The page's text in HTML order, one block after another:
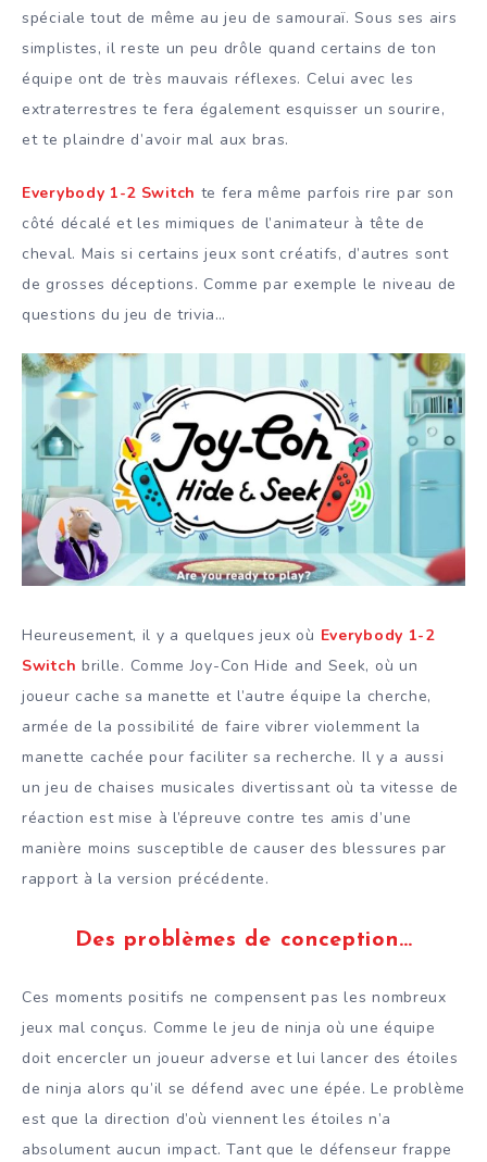
spéciale tout de même au jeu de samouraï. Sous ses airs
simplistes, il reste un peu drôle quand certains de ton
équipe ont de très mauvais réflexes. Celui avec les
extraterrestres te fera également esquisser un sourire,
et te plaindre d’avoir mal aux bras.
Everybody 1-2 Switch te fera même parfois rire par son
côté décalé et les mimiques de l’animateur à tête de
cheval. Mais si certains jeux sont créatifs, d’autres sont
de grosses déceptions. Comme par exemple le niveau de
questions du jeu de trivia…
Heureusement, il y a quelques jeux où Everybody 1-2
Switch brille. Comme Joy-Con Hide and Seek, où un
joueur cache sa manette et l’autre équipe la cherche,
armée de la possibilité de faire vibrer violemment la
manette cachée pour faciliter sa recherche. Il y a aussi
un jeu de chaises musicales divertissant où ta vitesse de
réaction est mise à l’épreuve contre tes amis d’une
manière moins susceptible de causer des blessures par
rapport à la version précédente.
Des problèmes de conception…
Ces moments positifs ne compensent pas les nombreux
jeux mal conçus. Comme le jeu de ninja où une équipe
doit encercler un joueur adverse et lui lancer des étoiles
de ninja alors qu’il se défend avec une épée. Le problème
est que la direction d’où viennent les étoiles n’a
absolument aucun impact. Tant que le défenseur frappe